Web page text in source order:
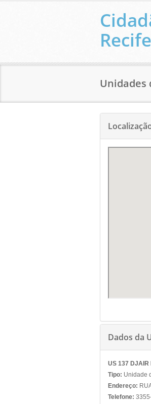
Unidades
Dados da
US 137 DJAIR
Tipo: Unidade
Endereço:
Telefone: